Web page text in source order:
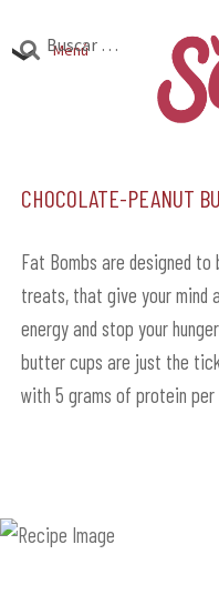
Menú
Investigación
Buscar:
Chocolate-Peanut
Fat Bombs are designed
treats, that give your
energy and stop your
butter cups are just the
with 5 grams of protein per